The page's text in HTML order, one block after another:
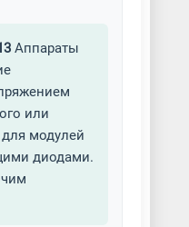
Аппараты
или
модулей
диодами.